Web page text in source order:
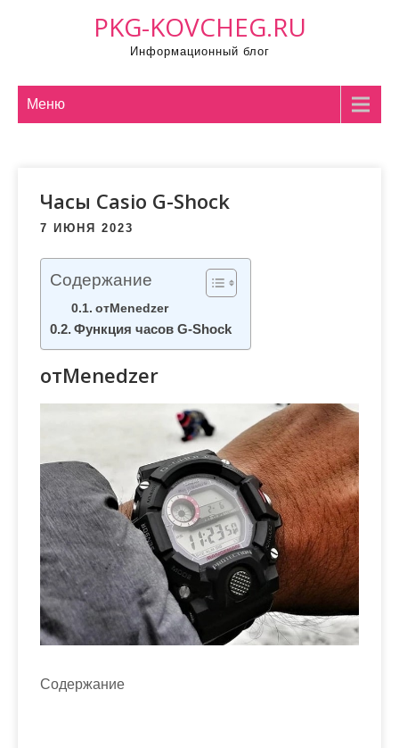
PKG-KOVCHEG.RU
Информационный блог
Меню
Часы Casio G-Shock
7 ИЮНЯ 2023
Содержание
отMenedzer
Функция часов G-Shock
отMenedzer
Содержание